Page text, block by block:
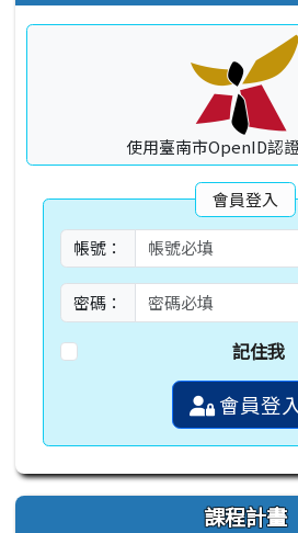
使用臺南市OpenID認
會員登入
帳號：
密碼：
記住我
會員登入
課程計畫